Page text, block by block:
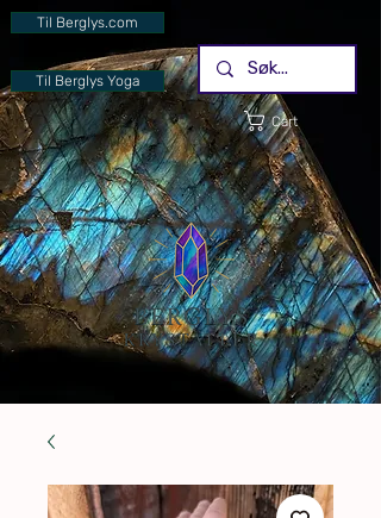
Til Berglys.com
Til Berglys Yoga
Cart